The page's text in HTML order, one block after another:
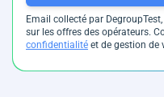
Email collecté par
sur les offres des opérateurs.
confidentialité et de gestion de